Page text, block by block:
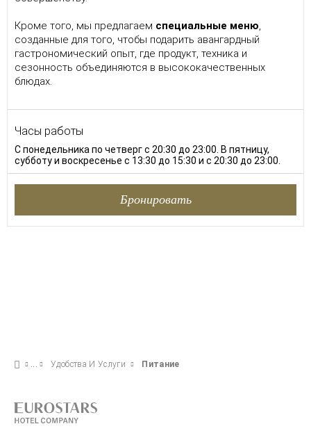
Кроме того, мы предлагаем специальные меню,
созданные для того, чтобы подарить авангардный
гастрономический опыт, где продукт, техника и
сезонность объединяются в высококачественных
блюдах.
Часы работы
С понедельника по четверг с 20:30 до 23:00. В пятницу,
субботу и воскресенье с 13:30 до 15:30 и с 20:30 до 23:00.
Бронировать
Удобства И Услуги Питание